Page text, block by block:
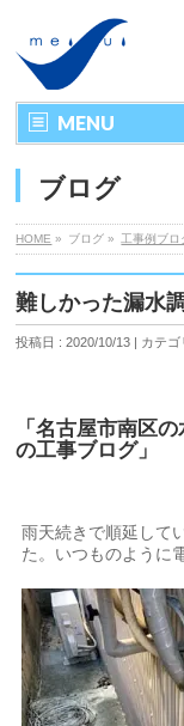
MENU
ブログ
HOME » ブログ » 工事例ブロ
難しかった漏水
投稿日 : 2020/10/13 | カテゴ
「名古屋市南区
の工事ブログ」
雨天続きで順延して
た。いつものように